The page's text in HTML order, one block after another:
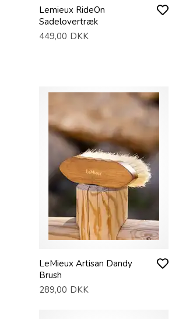
Lemieux RideOn
Sadelovertræk
449,00 DKK
LeMieux Artisan Dandy
Brush
289,00 DKK